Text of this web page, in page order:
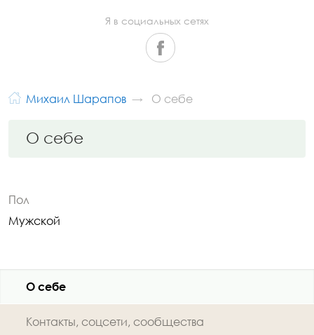
Я в социальных сетях
Михаил Шарапов О себе
О себе
Пол
Мужской
О себе
Контакты, соцсети, сообщества